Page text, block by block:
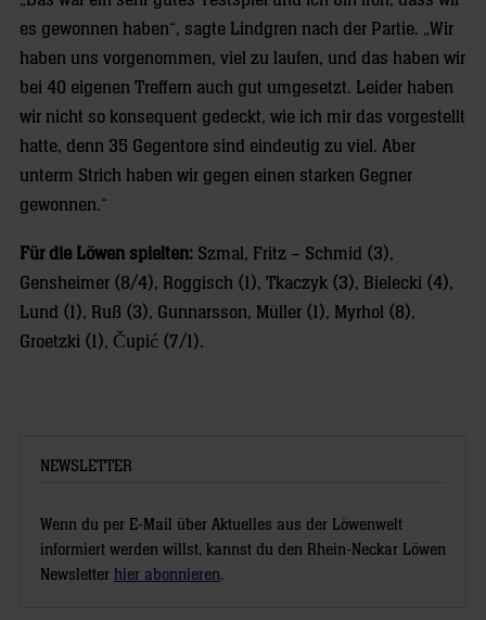
es gewonnen haben“, sagte Lindgren nach der Partie. „Wir
haben uns vorgenommen, viel zu laufen, und das haben wir
bei 40 eigenen Treffern auch gut umgesetzt. Leider haben
wir nicht so konsequent gedeckt, wie ich mir das vorgestellt
hatte, denn 35 Gegentore sind eindeutig zu viel. Aber
unterm Strich haben wir gegen einen starken Gegner
gewonnen.“
Für die Löwen spielten: Szmal, Fritz – Schmid (3),
Gensheimer (8/4), Roggisch (1), Tkaczyk (3), Bielecki (4),
Lund (1), Ruß (3), Gunnarsson, Müller (1), Myrhol (8),
Groetzki (1), Čupić (7/1).
NEWSLETTER
Wenn du per E-Mail über Aktuelles aus der Löwenwelt
informiert werden willst, kannst du den Rhein-Neckar Löwen
Newsletter hier abonnieren.